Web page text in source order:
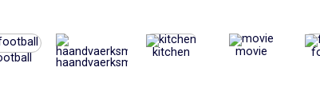
haandvaerksmaessigt
kitchen movie